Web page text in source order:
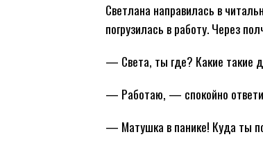
Светлана направилась в
погрузилась в работу. Через
— Света, ты где? Какие такие
— Работаю, — спокойно
— Матушка в панике! Куда ты